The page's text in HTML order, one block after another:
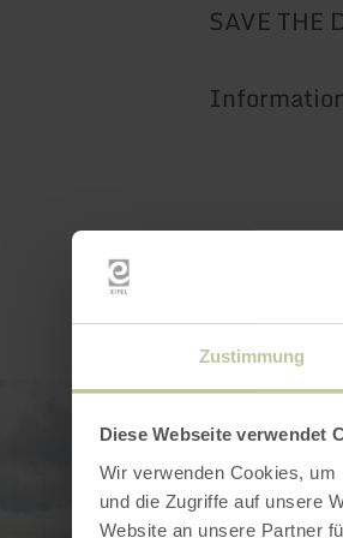
Zustimmung
Diese Webseite verwendet
Wir verwenden Cookies,
und die Zugriffe auf unsere
Website an unsere Partner
SAVE THE